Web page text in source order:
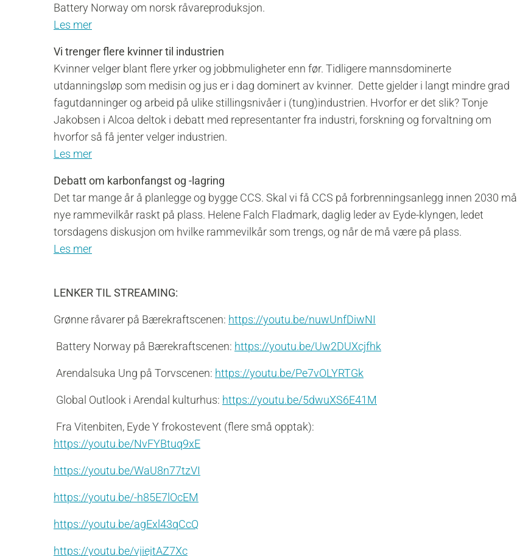
Battery Norway om norsk råvareproduksjon.
Les mer
Vi trenger flere kvinner til industrien
Kvinner velger blant flere yrker og jobbmuligheter enn før. Tidligere mannsdominerte
utdanningsløp som medisin og jus er i dag dominert av kvinner. Dette gjelder i langt mindre grad
fagutdanninger og arbeid på ulike stillingsnivåer i (tung)industrien. Hvorfor er det slik? Tonje
Jakobsen i Alcoa deltok i debatt med representanter fra industri, forskning og forvaltning om
hvorfor så få jenter velger industrien.
Les mer
Debatt om karbonfangst og -lagring
Det tar mange år å planlegge og bygge CCS. Skal vi få CCS på forbrenningsanlegg innen 2030 må
nye rammevilkår raskt på plass. Helene Falch Fladmark, daglig leder av Eyde-klyngen, ledet
torsdagens diskusjon om hvilke rammevilkår som trengs, og når de må være på plass.
Les mer
LENKER TIL STREAMING:
Grønne råvarer på Bærekraftscenen: https://youtu.be/nuwUnfDiwNI
Battery Norway på Bærekraftscenen: https://youtu.be/Uw2DUXcjfhk
Arendalsuka Ung på Torvscenen: https://youtu.be/Pe7vOLYRTGk
Global Outlook i Arendal kulturhus: https://youtu.be/5dwuXS6E41M
Fra Vitenbiten, Eyde Y frokostevent (flere små opptak):
https://youtu.be/NvFYBtuq9xE
https://youtu.be/WaU8n77tzVI
https://youtu.be/-h85E7lOcEM
https://youtu.be/agExl43qCcQ
https://youtu.be/vjiejtAZ7Xc